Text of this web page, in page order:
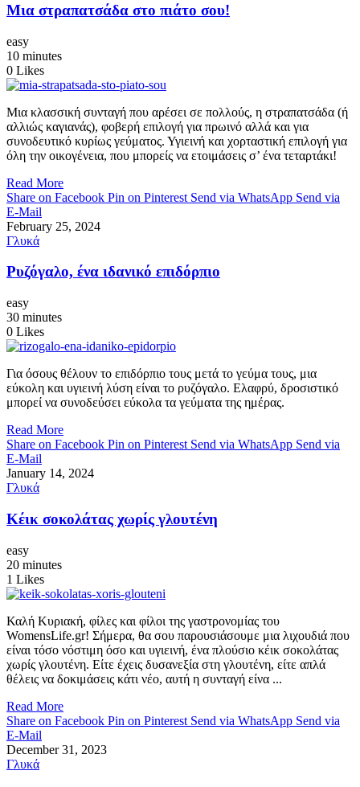
Μια στραπατσάδα στο πιάτο σου!
easy
10 minutes
0 Likes
Μια κλασσική συνταγή που αρέσει σε πολλούς, η στραπατσάδα (ή
αλλιώς καγιανάς), φοβερή επιλογή για πρωινό αλλά και για
συνοδευτικό κυρίως γεύματος. Υγιεινή και χορταστική επιλογή για
όλη την οικογένεια, που μπορείς να ετοιμάσεις σ’ ένα τεταρτάκι!
Read More
Share on Facebook Pin on Pinterest Send via WhatsApp Send via
E-Mail
February 25, 2024
Γλυκά
Ρυζόγαλo, ένα ιδανικό επιδόρπιο
easy
30 minutes
0 Likes
Για όσους θέλουν το επιδόρπιο τους μετά το γεύμα τους, μια
εύκολη και υγιεινή λύση είναι το ρυζόγαλο. Ελαφρύ, δροσιστικό
μπορεί να συνοδεύσει εύκολα τα γεύματα της ημέρας.
Read More
Share on Facebook Pin on Pinterest Send via WhatsApp Send via
E-Mail
January 14, 2024
Γλυκά
Κέικ σοκολάτας χωρίς γλουτένη
easy
20 minutes
1 Likes
Καλή Κυριακή, φίλες και φίλοι της γαστρονομίας του
WomensLife.gr! Σήμερα, θα σου παρουσιάσουμε μια λιχουδιά που
είναι τόσο νόστιμη όσο και υγιεινή, ένα πλούσιο κέικ σοκολάτας
χωρίς γλουτένη. Είτε έχεις δυσανεξία στη γλουτένη, είτε απλά
θέλεις να δοκιμάσεις κάτι νέο, αυτή η συνταγή είνα ...
Read More
Share on Facebook Pin on Pinterest Send via WhatsApp Send via
E-Mail
December 31, 2023
Γλυκά